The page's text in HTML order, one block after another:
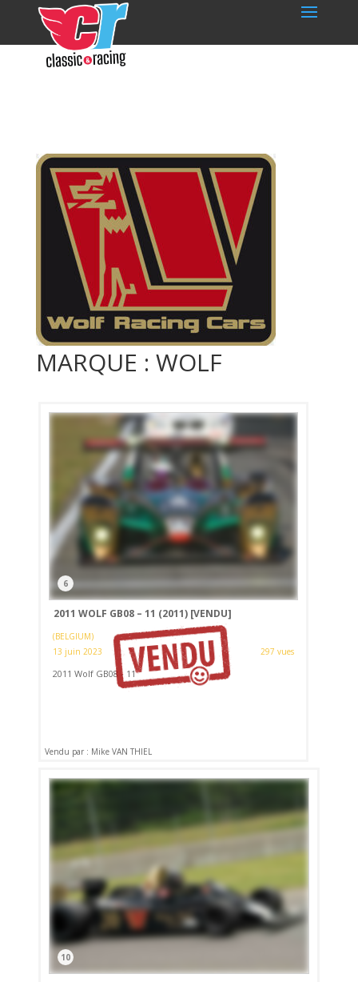
MARQUE : WOLF
6
2011 WOLF GB08 – 11 (2011) [VENDU]
(BELGIUM)
13 juin 2023
297 vues
2011 Wolf GB08 - 11
Vendu par : Mike VAN THIEL
10